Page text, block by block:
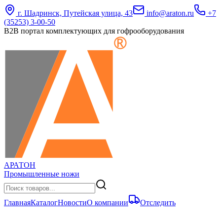
г. Шадринск, Путейская улица, 43 info@araton.ru
+7
(35253) 3-00-50
B2B портал комплектующих для гофрооборудования
АРАТОН
Промышленные ножи
ГлавнаяКаталогНовостиО компании Отследить